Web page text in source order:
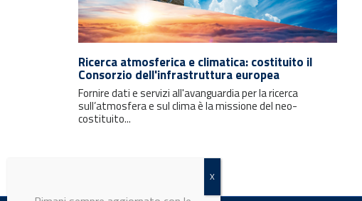
Ricerca atmosferica e climatica: costituito il
Consorzio dell'infrastruttura europea
Fornire dati e servizi all'avanguardia per la ricerca
sull’atmosfera e sul clima è la missione del neo-
costituito...
Rimani sempre aggiornato con le
ultime notizie e i prossimi eventi.